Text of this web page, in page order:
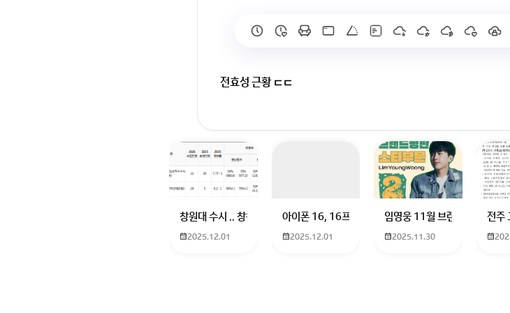
전효성 근황 ㄷㄷ
회원가입 혹은 광고 [X]를 누르면 내용이 보입니다
창원대 수시 .. 창원대를 목표로 하고 있는 09년생입니다 지금 제 내신이 5등급제
2025.12.01
아이폰 16, 16프로 케이스 호환 가능한가요? 16을 쓰고
2025.12.01
임영웅 11월 브랜드평판 순위
2025.11.30
전주